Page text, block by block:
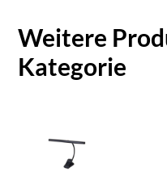
Weitere
Kategorie